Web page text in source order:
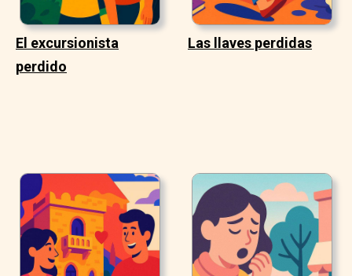
El excursionista
perdido
Las llaves perdidas